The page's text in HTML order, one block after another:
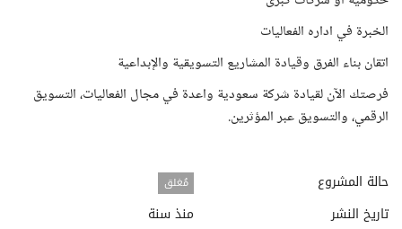
الخبرة في اداره الفعاليات
اتقان بناء الفرق وقيادة المشاريع التسويقية والإبداعية
فرصتك الآن لقيادة شركة سعودية واعدة في مجال الفعاليات، التسويق
الرقمي، والتسويق عبر المؤثرين.
حالة المشروع مُغلق
تاريخ النشر
منذ سنة